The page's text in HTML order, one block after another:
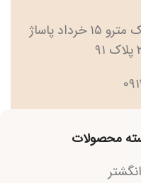
بازار بزرگ تهران چهارراه گلوبندک مترو ۱۵ خرداد پاساژ
محصولات
انگشتر